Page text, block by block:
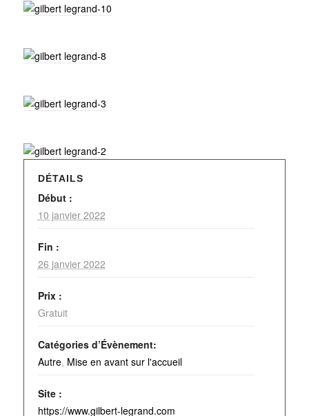
DÉTAILS
Début :
10 janvier 2022
Fin :
26 janvier 2022
Prix :
Gratuit
Catégories d’Évènement:
Autre, Mise en avant sur l'accueil
Site :
https://www.gilbert-legrand.com